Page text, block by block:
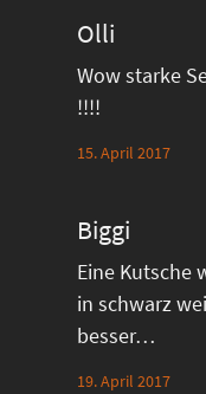
Olli
Wow starke
!!!!
15. April 2017
Biggi
Eine Kutsche
in schwarz
besser…
19. April 2017